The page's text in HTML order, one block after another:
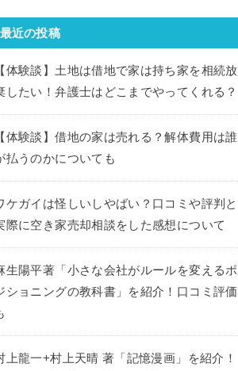
最近の投稿
体験談】土地は借地で家は持ち家を相続放
したい！弁護士はどこまでやってくれる？
体験談】借地の家は売れる？解体費用は誰
払うのかについても
ケガイは怪しいしやばい？口コミや評判と
際に空き家売却相談をした感想について
生陽平著「小さな会社がルールを変えるポ
ショニングの教科書」を紹介！口コミ評価
上龍一+村上天晴 著「記憶漫画」を紹介！